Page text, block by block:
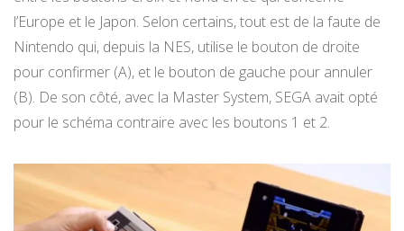
l’Europe et le Japon. Selon certains, tout est de la faute de
Nintendo qui, depuis la NES, utilise le bouton de droite
pour confirmer (A), et le bouton de gauche pour annuler
(B). De son côté, avec la Master System, SEGA avait opté
pour le schéma contraire avec les boutons 1 et 2.